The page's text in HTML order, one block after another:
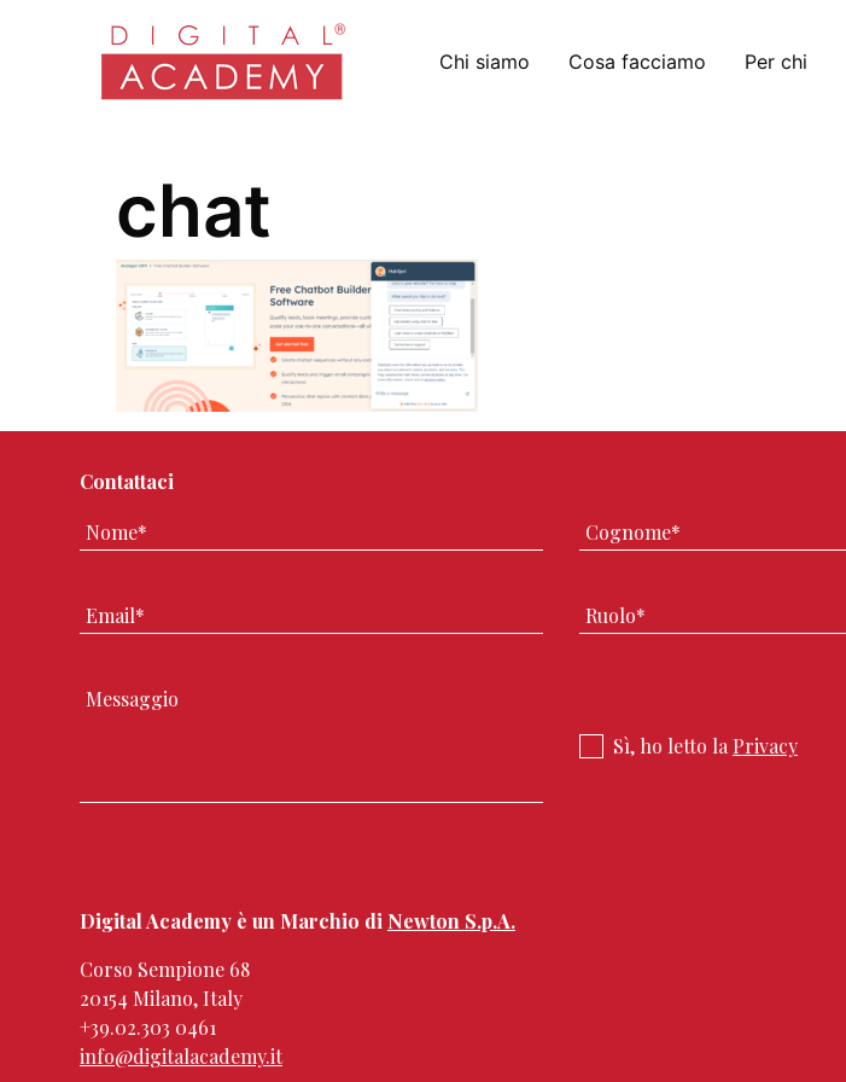
Chi siamo Cosa facciamo Per chi
chat
Contattaci
Sì, ho letto la Privacy
Digital Academy è un Marchio di Newton S.p.A.
Corso Sempione 68
20154 Milano, Italy
+39.02.303 0461
info@digitalacademy.it